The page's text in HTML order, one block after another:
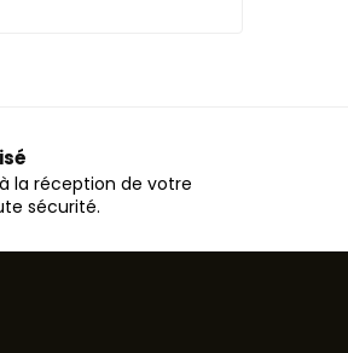
la réception de votre
sécurité.